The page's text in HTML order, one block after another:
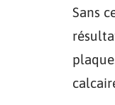
Sans